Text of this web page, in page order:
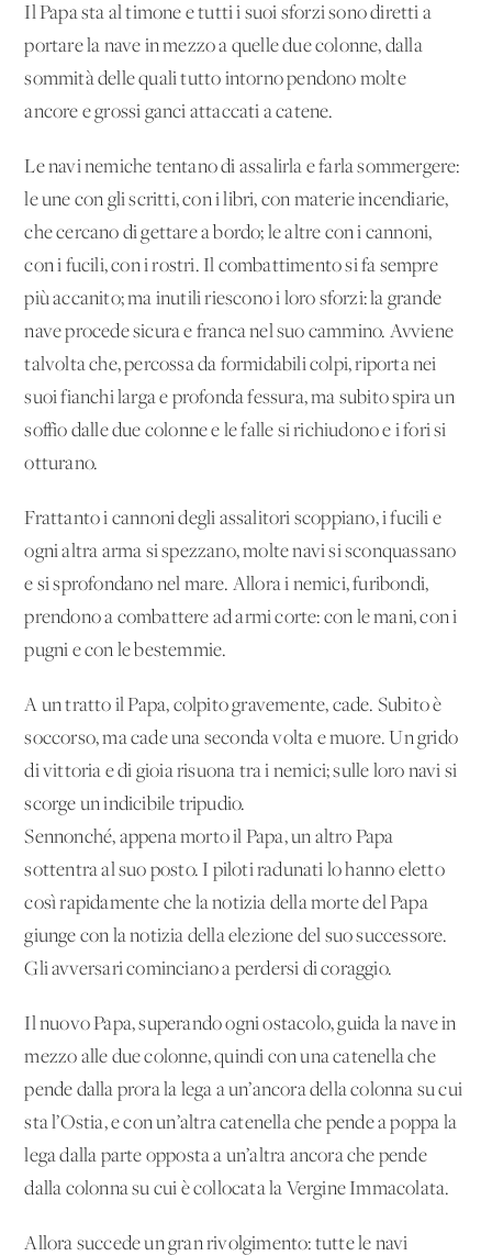
Il Papa sta al timone e tutti i suoi sforzi sono diretti a
portare la nave in mezzo a quelle due colonne, dalla
sommità delle quali tutto intorno pendono molte
ancore e grossi ganci attaccati a catene.
Le navi nemiche tentano di assalirla e farla sommergere:
le une con gli scritti, con i libri, con materie incendiarie,
che cercano di gettare a bordo; le altre con i cannoni,
con i fucili, con i rostri. Il combattimento si fa sempre
più accanito; ma inutili riescono i loro sforzi: la grande
nave procede sicura e franca nel suo cammino. Avviene
talvolta che, percossa da formidabili colpi, riporta nei
suoi fianchi larga e profonda fessura, ma subito spira un
soffio dalle due colonne e le falle si richiudono e i fori si
otturano.
Frattanto i cannoni degli assalitori scoppiano, i fucili e
ogni altra arma si spezzano, molte navi si sconquassano
e si sprofondano nel mare. Allora i nemici, furibondi,
prendono a combattere ad armi corte: con le mani, con i
pugni e con le bestemmie.
A un tratto il Papa, colpito gravemente, cade. Subito è
soccorso, ma cade una seconda volta e muore. Un grido
di vittoria e di gioia risuona tra i nemici; sulle loro navi si
scorge un indicibile tripudio.
Sennonché, appena morto il Papa, un altro Papa
sottentra al suo posto. I piloti radunati lo hanno eletto
così rapidamente che la notizia della morte del Papa
giunge con la notizia della elezione del suo successore.
Gli avversari cominciano a perdersi di coraggio.
Il nuovo Papa, superando ogni ostacolo, guida la nave in
mezzo alle due colonne, quindi con una catenella che
pende dalla prora la lega a un’ancora della colonna su cui
sta l’Ostia, e con un’altra catenella che pende a poppa la
lega dalla parte opposta a un’altra ancora che pende
dalla colonna su cui è collocata la Vergine Immacolata.
Allora succede un gran rivolgimento: tutte le navi